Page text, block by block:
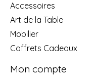
Accessoires
Art de la Table
Mobilier
Coffrets Cadeaux
Mon compte